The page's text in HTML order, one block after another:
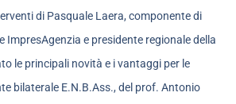
di Pasquale Laera, componente di
ImpresAgenzia e presidente regionale della
le principali novità e i vantaggi per le
bilaterale E.N.B.Ass., del prof. Antonio